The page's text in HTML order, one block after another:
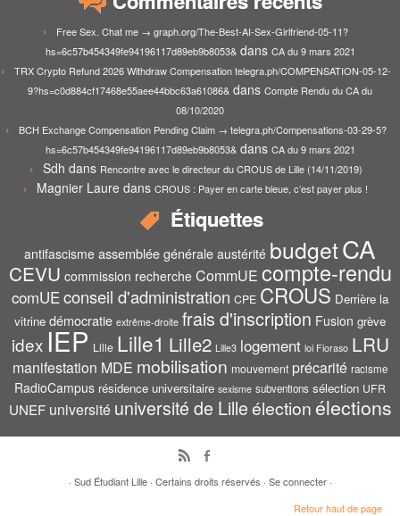
Free Sex. Chat me → graph.org/The-Best-AI-Sex-Girlfriend-05-11?
hs=6c57b454349fe94196117d89eb9b8053&dans CA du 9 mars 2021
TRX Crypto Refund 2026 Withdraw Compensation telegra.ph/COMPENSATION-05-12-
9?hs=c0d884cf17468e55aee44bbc63a61086& dans Compte Rendu du CA du
08/10/2020
BCH Exchange Compensation Pending Claim → telegra.ph/Compensations-03-29-5?
hs=6c57b454349fe94196117d89eb9b8053&dans CA du 9 mars 2021
Sdh dans Rencontre avec le directeur du CROUS de Lille (14/11/2019)
Magnier Laure dans CROUS : Payer en carte bleue, c’est payer plus !
Étiquettes
antifascisme assemblée générale austérité budgetCA
CEVU commission recherche CommUE compte-rendu
comUEconseil d'administration CPE CROUS Derrière la
vitrine démocratie extrême-droite frais d'inscription Fusion grève
idex IEP Lille Lille1 Lille2 Lille3 logement loi Fioraso LRU
manifestation MDE mobilisation mouvement précarité racisme
RadioCampus résidence universitaire sexisme subventions sélection UFR
UNEF université université de Lilleélection élections
· Sud Étudiant Lille· Certains droits réservés · Se connecter·
Retour haut de page